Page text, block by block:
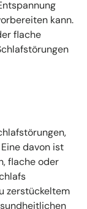
kann.
flache
davon ist
flache oder
zerstückeltem